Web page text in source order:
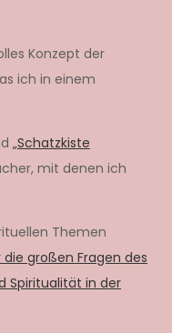
Konzept der
ich in einem
„Schatzkiste
mit denen ich
Themen
die großen Fragen des
Spiritualität in der